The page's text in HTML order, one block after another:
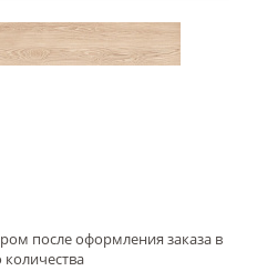
после оформления заказа в